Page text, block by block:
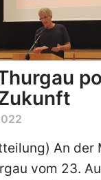
An
vom 23.